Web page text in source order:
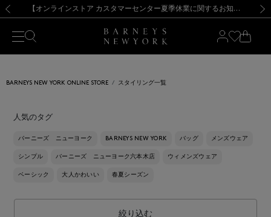
新規登録のお客様も対象！＜MY BARNEYS＞会員のお客様は11,000円（税込）以上のお買上げで常時送料無料！お買い物の際は会員登録を！
【夏季休業に伴う出荷一時停止のお知らせ】(2026.8.7) 【オンラインストア カスタマーセンター夏季休業に関するお知らせ】（2026.8.7）
【夏季休業に伴う返品・交換承り一時停止のお知らせ】（2026.8.5）
熊本県を中心とした地震の影響によるお荷物のお届けについて
【開催中】SUMMER SALEのご案内・ご注意事項 新規登録のお客様も対象！＜MY BARNEYS＞会員のお客様は11,000円（税込）以上のお買上げで常時送料無料！お買い物の際は会員登録を！
【夏季休業に伴う出荷一時停止のお知らせ】(2026.8.7)
BARNEYS NEW YORK ONLINE STORE スタイリング一覧
人気のタグ
バーニーズ ニューヨーク BARNEYS NEW YORK バッグ メンズウェア
シンプル バーニーズ ニューヨーク六本木店 ウィメンズウェア
ベーシック 大人かわいい 春夏シーズン
絞り込む